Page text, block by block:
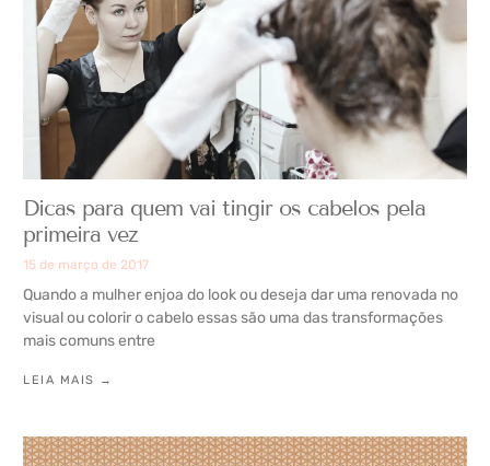
Dicas para quem vai tingir os cabelos pela
primeira vez
15 de março de 2017
Quando a mulher enjoa do look ou deseja dar uma renovada no
visual ou colorir o cabelo essas são uma das transformações
mais comuns entre
LEIA MAIS →